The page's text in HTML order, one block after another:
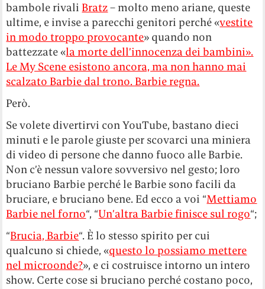
bambole rivali Bratz– molto meno ariane, queste
ultime, e invise a parecchi genitori perché «vestite
in modo troppo provocante» quando non
battezzate «la morte dell’innocenza dei bambini».
Le My Scene esistono ancora, ma non hanno mai
scalzato Barbie dal trono. Barbie regna.
Però.
Se volete divertirvi con YouTube, bastano dieci
minuti e le parole giuste per scovarci una miniera
di video di persone che danno fuoco alle Barbie.
Non c’è nessun valore sovversivo nel gesto; loro
bruciano Barbie perché le Barbie sono facili da
bruciare, e bruciano bene. Ed ecco a voi “Mettiamo
Barbie nel forno“, “Un’altra Barbie finisce sul rogo“;
“Brucia, Barbie“. È lo stesso spirito per cui
qualcuno si chiede, «questo lo possiamo mettere
nel microonde?», e ci costruisce intorno un intero
show. Certe cose si bruciano perché costano poco,